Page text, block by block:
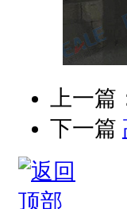
上一篇
下一篇